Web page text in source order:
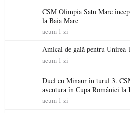
CSM Olimpia Satu Mare începe aventura în
la Baia Mare
acum 1 zi
Amical de gală pentru Unirea
acum 1 zi
Duel cu Minaur în turul 3.
aventura în Cupa României la
acum 1 zi